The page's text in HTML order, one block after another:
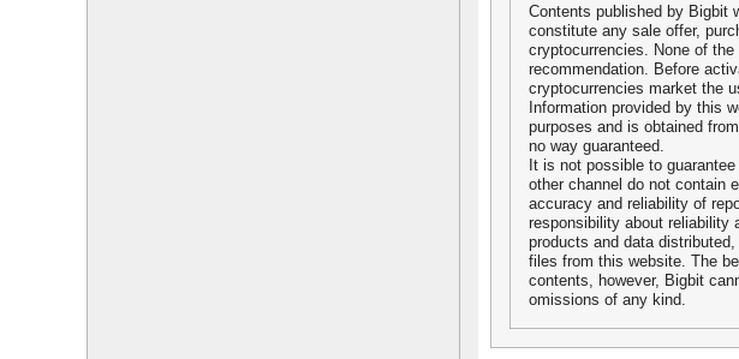
Contents published by Bigbit
constitute any sale offer,
cryptocurrencies. None of
recommendation. Before
cryptocurrencies market the
Information provided by this
purposes and is obtained
no way guaranteed.
It is not possible to
other channel do not contain
accuracy and reliability of
responsibility about reliability
products and data
files from this website. The
contents, however, Bigbit
omissions of any kind.